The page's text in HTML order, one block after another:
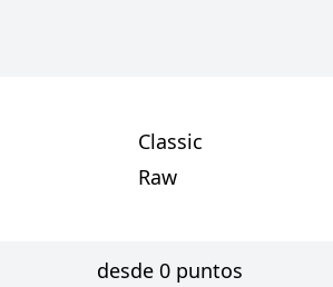
Classic
Raw
desde 0 puntos